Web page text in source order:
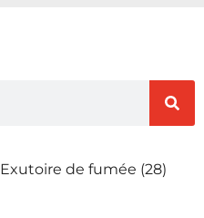
Exutoire de fumée (28)